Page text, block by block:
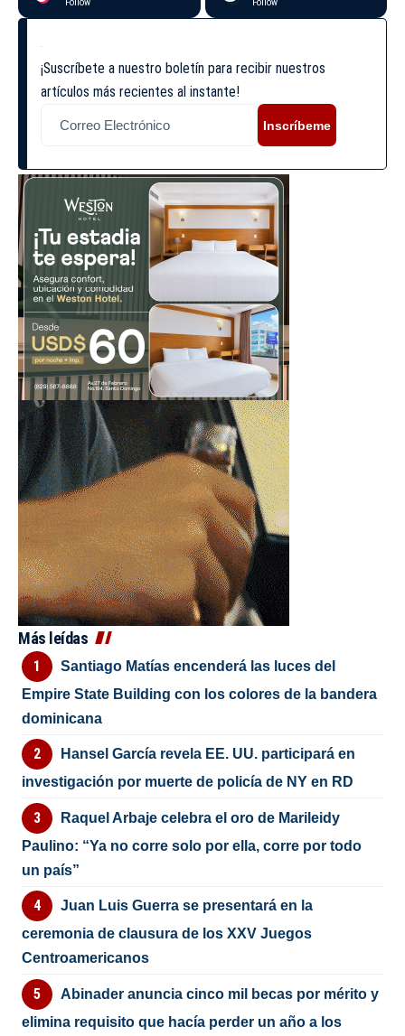
Follow Follow
¡Suscríbete a nuestro boletín para recibir nuestros
artículos más recientes al instante!
Inscríbeme
Más leídas
Santiago Matías encenderá las luces del
Empire State Building con los colores de la bandera
dominicana
Hansel García revela EE. UU. participará en
investigación por muerte de policía de NY en RD
Raquel Arbaje celebra el oro de Marileidy
Paulino: “Ya no corre solo por ella, corre por todo
un país”
Juan Luis Guerra se presentará en la
ceremonia de clausura de los XXV Juegos
Centroamericanos
Abinader anuncia cinco mil becas por mérito y
elimina requisito que hacía perder un año a los